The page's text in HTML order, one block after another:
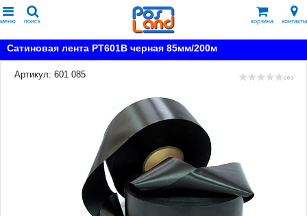
меню поиск корзина контакты
Сатиновая лента PT601B черная 85мм/200м
Артикул: 601 085 ( 0 )